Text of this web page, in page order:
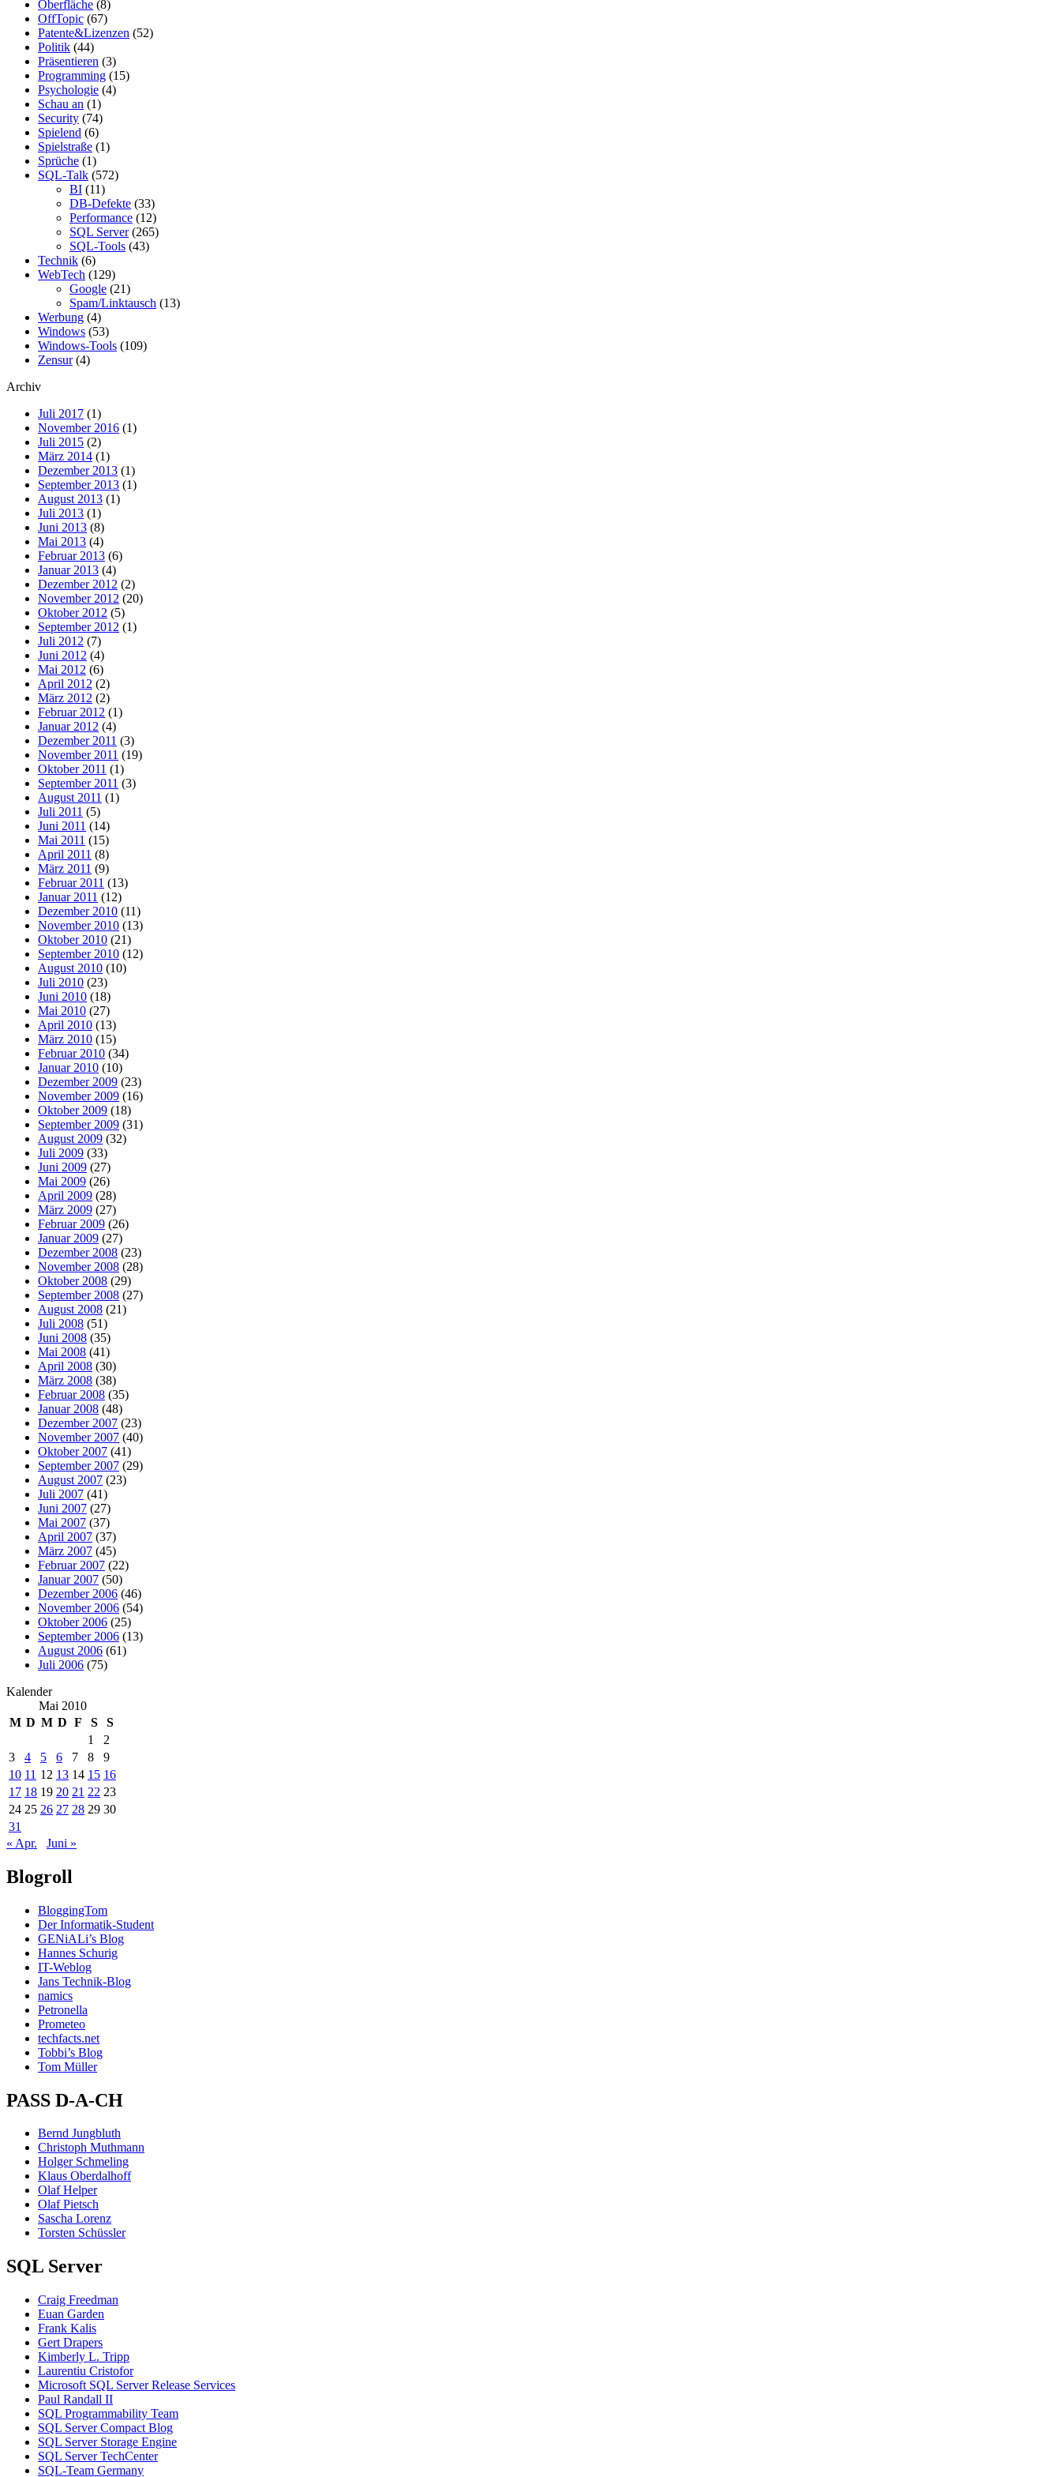
Oberfläche (8)
OffTopic (67)
Patente&Lizenzen (52)
Politik (44)
Präsentieren (3)
Programming (15)
Psychologie (4)
Schau an (1)
Security (74)
Spielend (6)
Spielstraße (1)
Sprüche (1)
SQL-Talk (572)
BI (11)
DB-Defekte (33)
Performance (12)
SQL Server(265)
SQL-Tools (43)
Technik (6)
WebTech (129)
Google (21)
Spam/Linktausch (13)
Werbung (4)
Windows (53)
Windows-Tools (109)
Zensur(4)
Archiv
Juli 2017 (1)
November 2016 (1)
Juli 2015 (2)
März 2014 (1)
Dezember 2013 (1)
September 2013 (1)
August 2013 (1)
Juli 2013 (1)
Juni 2013 (8)
Mai 2013 (4)
Februar 2013 (6)
Januar 2013 (4)
Dezember 2012 (2)
November 2012 (20)
Oktober 2012 (5)
September 2012 (1)
Juli 2012 (7)
Juni 2012 (4)
Mai 2012 (6)
April 2012 (2)
März 2012 (2)
Februar 2012 (1)
Januar 2012 (4)
Dezember 2011 (3)
November 2011 (19)
Oktober 2011 (1)
September 2011 (3)
August 2011 (1)
Juli 2011 (5)
Juni 2011 (14)
Mai 2011 (15)
April 2011 (8)
März 2011 (9)
Februar 2011 (13)
Januar 2011 (12)
Dezember 2010 (11)
November 2010 (13)
Oktober 2010 (21)
September 2010 (12)
August 2010 (10)
Juli 2010 (23)
Juni 2010 (18)
Mai 2010 (27)
April 2010 (13)
März 2010 (15)
Februar 2010 (34)
Januar 2010 (10)
Dezember 2009 (23)
November 2009 (16)
Oktober 2009 (18)
September 2009 (31)
August 2009 (32)
Juli 2009 (33)
Juni 2009 (27)
Mai 2009 (26)
April 2009 (28)
März 2009 (27)
Februar 2009 (26)
Januar 2009 (27)
Dezember 2008 (23)
November 2008 (28)
Oktober 2008 (29)
September 2008 (27)
August 2008 (21)
Juli 2008 (51)
Juni 2008 (35)
Mai 2008 (41)
April 2008 (30)
März 2008 (38)
Februar 2008 (35)
Januar 2008 (48)
Dezember 2007 (23)
November 2007 (40)
Oktober 2007 (41)
September 2007 (29)
August 2007 (23)
Juli 2007 (41)
Juni 2007 (27)
Mai 2007 (37)
April 2007 (37)
März 2007 (45)
Februar 2007 (22)
Januar 2007 (50)
Dezember 2006 (46)
November 2006 (54)
Oktober 2006 (25)
September 2006 (13)
August 2006 (61)
Juli 2006 (75)
Kalender
Mai 2010
M D M D F S
S
1
2
3
4 5 6 7 8
9
10 11 12 13 14 15 16
17 18 19 20 21 22 23
24 25 26 27 28 29 30
31
« Apr.
Juni »
Blogroll
BloggingTom
Der Informatik-Student
GENiALi’s Blog
Hannes Schurig
IT-Weblog
Jans Technik-Blog
namics
Petronella
Prometeo
techfacts.net
Tobbi’s Blog
Tom Müller
PASS D-A-CH
Bernd Jungbluth
Christoph Muthmann
Holger Schmeling
Klaus Oberdalhoff
Olaf Helper
Olaf Pietsch
Sascha Lorenz
Torsten Schüssler
SQL Server
Craig Freedman
Euan Garden
Frank Kalis
Gert Drapers
Kimberly L. Tripp
Laurentiu Cristofor
Microsoft SQL Server Release Services
Paul Randall II
SQL Programmability Team
SQL Server Compact Blog
SQL Server Storage Engine
SQL Server TechCenter
SQL-Team Germany